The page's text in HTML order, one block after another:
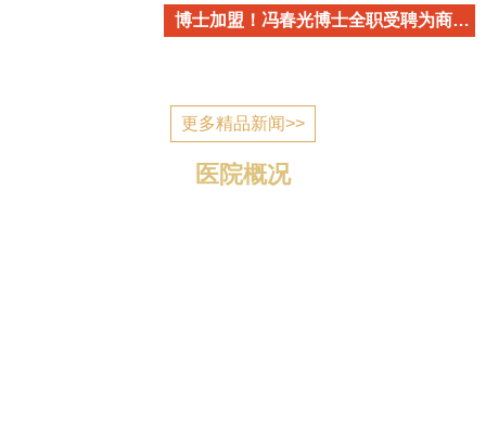
博士加盟！冯春光博士全职受聘为商丘市立医院心血管内科学术带头人
更多精品新闻>>
医院概况